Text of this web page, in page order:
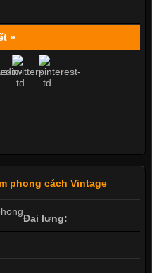
»
phong cách Vintage
Đai lưng: